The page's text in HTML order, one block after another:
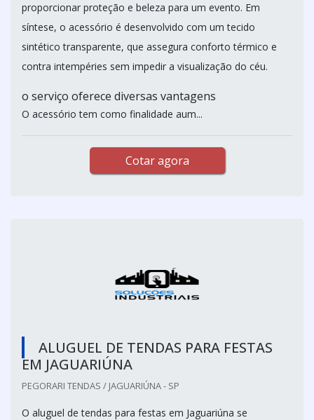
proporcionar proteção e beleza para um evento. Em
síntese, o acessório é desenvolvido com um tecido
sintético transparente, que assegura conforto térmico e
contra intempéries sem impedir a visualização do céu.
o serviço oferece diversas vantagens
O acessório tem como finalidade aum...
Cotar agora
ALUGUEL DE TENDAS PARA FESTAS
EM JAGUARIÚNA
PEGORARI TENDAS / JAGUARIÚNA - SP
O aluguel de tendas para festas em Jaguariúna se